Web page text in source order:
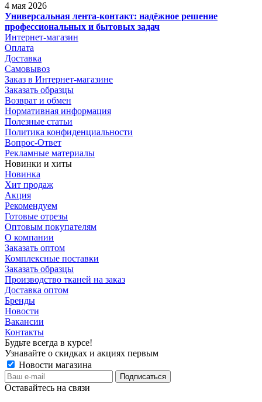
4 мая 2026
Универсальная лента-контакт: надёжное решение
профессиональных и бытовых задач
Интернет-магазин
Оплата
Доставка
Самовывоз
Заказ в Интернет-магазине
Заказать образцы
Возврат и обмен
Нормативная информация
Полезные статьи
Политика конфиденциальности
Вопрос-Ответ
Рекламные материалы
Новинки и хиты
Новинка
Хит продаж
Акция
Рекомендуем
Готовые отрезы
Оптовым покупателям
О компании
Заказать оптом
Комплексные поставки
Заказать образцы
Производство тканей на заказ
Доставка оптом
Бренды
Новости
Вакансии
Контакты
Будьте всегда в курсе!
Узнавайте о скидках и акциях первым
Новости магазина
Оставайтесь на связи